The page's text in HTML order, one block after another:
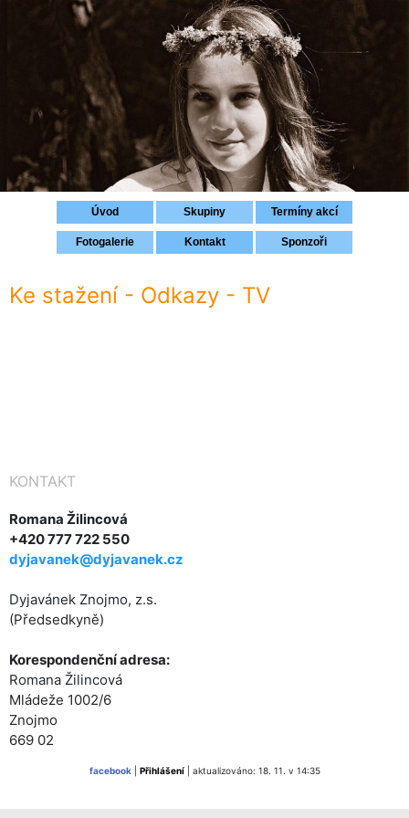
Úvod Skupiny Termíny akcí
Fotogalerie Kontakt Sponzoři
Ke stažení - Odkazy - TV
KONTAKT
Romana Žilincová
+420 777 722 550
dyjavanek@dyjavanek.cz
Dyjavánek Znojmo, z.s.
(Předsedkyně)
Korespondenční adresa:
Romana Žilincová
Mládeže 1002/6
Znojmo
669 02
facebook| Přihlášení| aktualizováno: 18. 11. v 14:35